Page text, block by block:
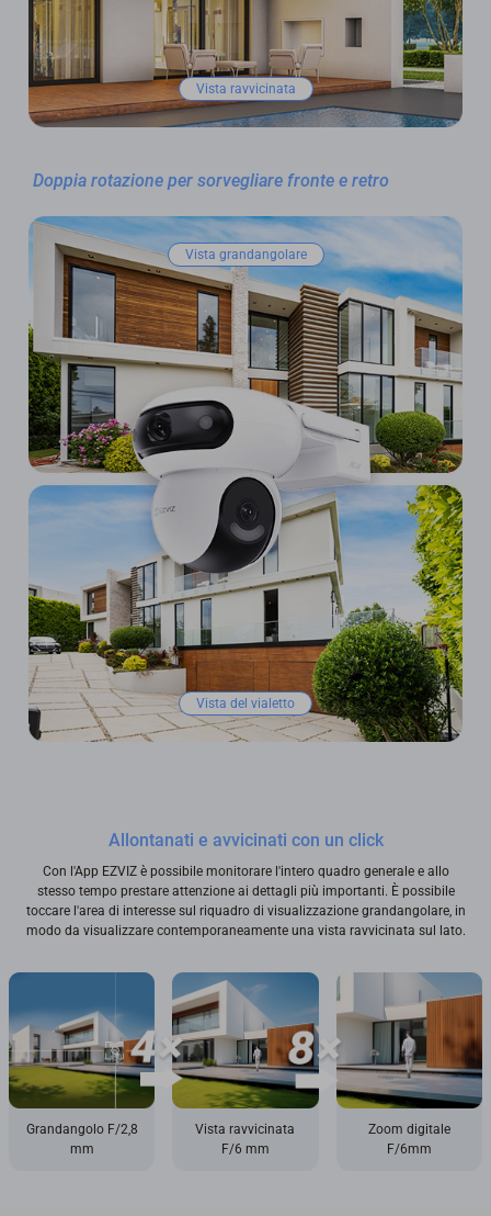
Vista ravvicinata
Doppia rotazione per sorvegliare fronte e retro
Vista grandangolare
Vista del vialetto
Allontanati e avvicinati con un click
Con l'App EZVIZ è possibile monitorare l'intero quadro generale e allo
stesso tempo prestare attenzione ai dettagli più importanti. È possibile
toccare l'area di interesse sul riquadro di visualizzazione grandangolare, in
modo da visualizzare contemporaneamente una vista ravvicinata sul lato.
Grandangolo F/2,8
mm
Vista ravvicinata
F/6 mm
Zoom digitale
F/6mm